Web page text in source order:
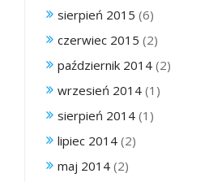
sierpień 2015 (6)
czerwiec 2015 (2)
październik 2014 (2)
wrzesień 2014 (1)
sierpień 2014 (1)
lipiec 2014 (2)
maj 2014 (2)